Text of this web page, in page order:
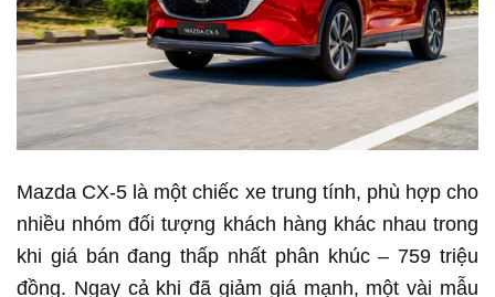
Mazda CX-5 là một chiếc xe trung tính, phù hợp cho
nhiều nhóm đối tượng khách hàng khác nhau trong
khi giá bán đang thấp nhất phân khúc – 759 triệu
đồng. Ngay cả khi đã giảm giá mạnh, một vài mẫu